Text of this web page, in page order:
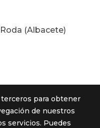
(Albacete)
para obtener
de nuestros
servicios. Puedes